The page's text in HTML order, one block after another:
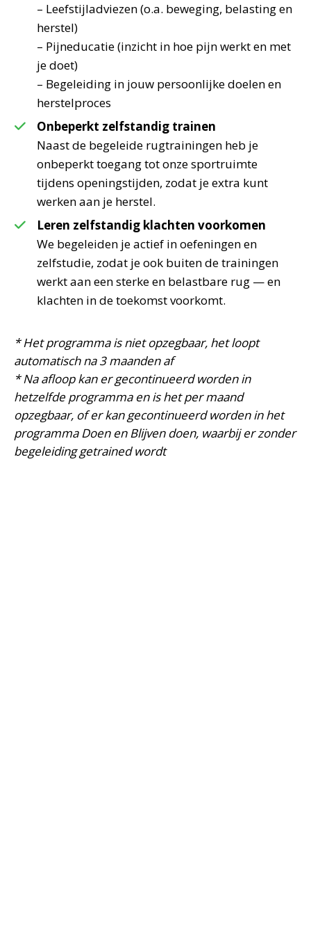
– Leefstijladviezen (o.a. beweging, belasting en
herstel)
– Pijneducatie (inzicht in hoe pijn werkt en met
je doet)
– Begeleiding in jouw persoonlijke doelen en
herstelproces
Onbeperkt zelfstandig trainen
Naast de begeleide rugtrainingen heb je
onbeperkt toegang tot onze sportruimte
tijdens openingstijden, zodat je extra kunt
werken aan je herstel.
Leren zelfstandig klachten voorkomen
We begeleiden je actief in oefeningen en
zelfstudie, zodat je ook buiten de trainingen
werkt aan een sterke en belastbare rug — en
klachten in de toekomst voorkomt.
* Het programma is niet opzegbaar, het loopt
automatisch na 3 maanden af
* Na afloop kan er gecontinueerd worden in
hetzelfde programma en is het per maand
opzegbaar, of er kan gecontinueerd worden in het
programma Doen en Blijven doen, waarbij er zonder
begeleiding getrained wordt